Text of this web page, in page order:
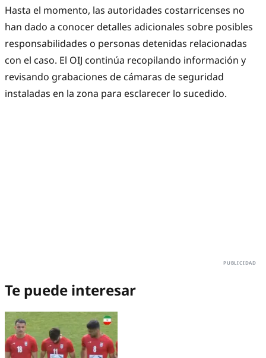
Hasta el momento, las autoridades costarricenses no
han dado a conocer detalles adicionales sobre posibles
responsabilidades o personas detenidas relacionadas
con el caso. El OIJ continúa recopilando información y
revisando grabaciones de cámaras de seguridad
instaladas en la zona para esclarecer lo sucedido.
Te puede interesar